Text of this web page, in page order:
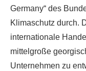
Germany“ des
Klimaschutz durch.
internationale
mittelgroße
Unternehmen zu